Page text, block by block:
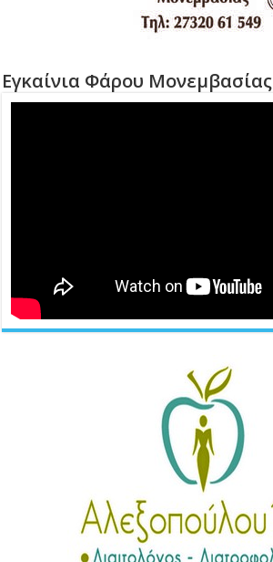
Εγκαίνια Φάρου Μονεμβασίας